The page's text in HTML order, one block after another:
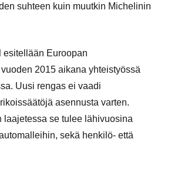
suhteen kuin muutkin Michelinin
esitellään Euroopan
2015 aikana yhteistyössä
Uusi rengas ei vaadi
asennusta varten.
laajetessa se tulee lähivuosina
sekä henkilö- että